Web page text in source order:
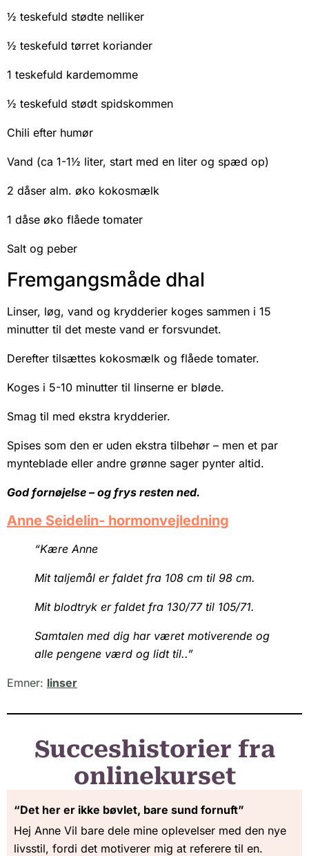
½ teskefuld stødte nelliker
½ teskefuld tørret koriander
1 teskefuld kardemomme
½ teskefuld stødt spidskommen
Chili efter humør
Vand (ca 1-1½ liter, start med en liter og spæd op)
2 dåser alm. øko kokosmælk
1 dåse øko flåede tomater
Salt og peber
Fremgangsmåde dhal
Linser, løg, vand og krydderier koges sammen i 15
minutter til det meste vand er forsvundet.
Derefter tilsættes kokosmælk og flåede tomater.
Koges i 5-10 minutter til linserne er bløde.
Smag til med ekstra krydderier.
Spises som den er uden ekstra tilbehør – men et par
mynteblade eller andre grønne sager pynter altid.
God fornøjelse – og frys resten ned.
Anne Seidelin- hormonvejledning
“Kære Anne
Mit taljemål er faldet fra 108 cm til 98 cm.
Mit blodtryk er faldet fra 130/77 til 105/71.
Samtalen med dig har været motiverende og
alle pengene værd og lidt til..”
Emner: linser
Succeshistorier fra
onlinekurset
“Det her er ikke bøvlet, bare sund fornuft”
Hej Anne Vil bare dele mine oplevelser med den nye
livsstil, fordi det motiverer mig at referere til en.